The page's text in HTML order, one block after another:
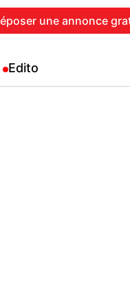
une annonce
Edito